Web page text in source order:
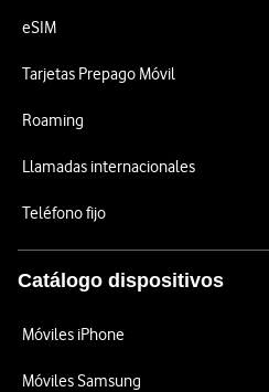
eSIM
Tarjetas Prepago Móvil
Roaming
Llamadas internacionales
Teléfono fijo
Catálogo dispositivos
Móviles iPhone
Móviles Samsung